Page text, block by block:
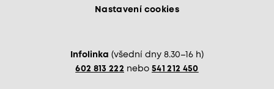
Nastavení cookies
Infolinka (všední dny 8.30–16 h)
602 813 222 nebo 541 212 450